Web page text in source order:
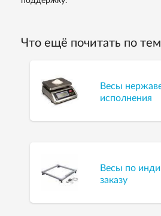
Что ещё почитать по
Весы
исполнения
Весы по
заказу